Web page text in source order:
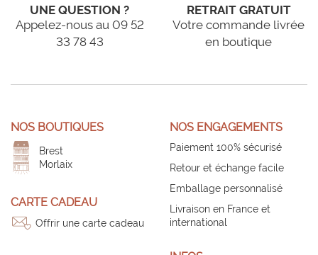
UNE QUESTION ?
Appelez-nous au 09 52
33 78 43
RETRAIT GRATUIT
Votre commande livrée
en boutique
NOS BOUTIQUES
Brest
Morlaix
CARTE CADEAU
Offrir une carte cadeau
NOS ENGAGEMENTS
Paiement 100% sécurisé
Retour et échange facile
Emballage personnalisé
Livraison en France et
international